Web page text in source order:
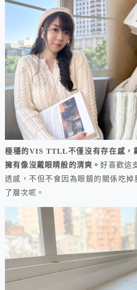
極穩的VIS TTLL不僅沒有存在感，
擁有像沒戴眼睛般的清爽。好喜歡這
透感，不但不會因為眼鏡的關係吃
了層次呢。